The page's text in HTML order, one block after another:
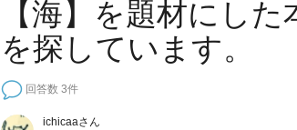
【海】を題材にした
を探しています。
回答数 3件
ichicaaさん